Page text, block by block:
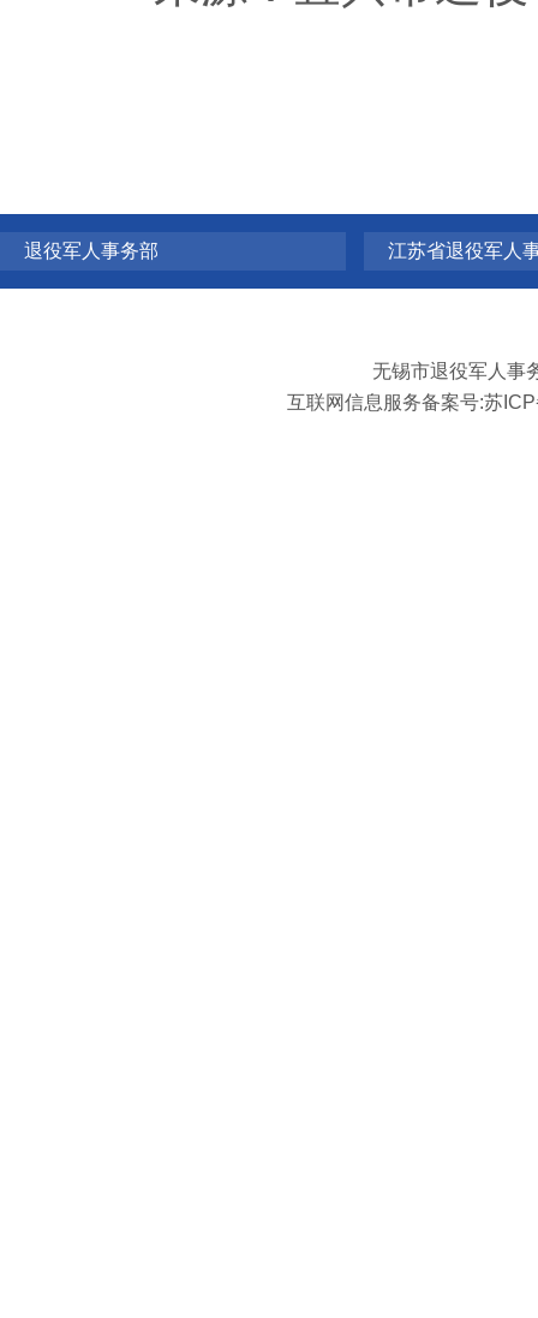
退役军人事务部 江苏省退役军人
无锡市退役军人事
互联网信息服务备案号:苏